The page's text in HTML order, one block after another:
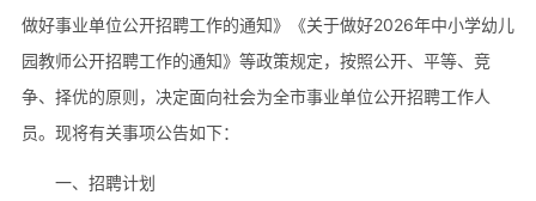
做好事业单位公开招聘工作的通知》《关于做好2026年中小学幼儿
园教师公开招聘工作的通知》等政策规定，按照公开、平等、竞
争、择优的原则，决定面向社会为全市事业单位公开招聘工作人
员。现将有关事项公告如下：
一、招聘计划